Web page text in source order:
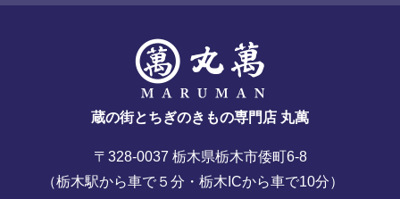
蔵の街とちぎのきもの専門店 丸萬
〒328-0037 栃木県栃木市倭町6-8
（栃木駅から車で５分・栃木ICから車で10分）